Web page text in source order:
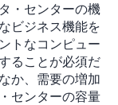
・センターの機
ビジネス機能を
トなコンピュー
ることが必須だ
か、需要の増加
センターの容量